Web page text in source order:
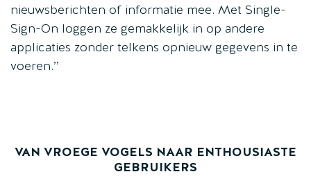
nieuwsberichten of informatie mee. Met Single-
Sign-On loggen ze gemakkelijk in op andere
applicaties zonder telkens opnieuw gegevens in te
voeren.’’
VAN VROEGE VOGELS NAAR ENTHOUSIASTE
GEBRUIKERS